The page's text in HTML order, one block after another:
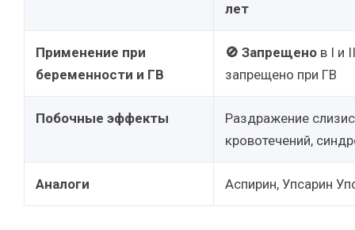
лет
Применение при
беременности и ГВ
🚫 Запрещено в I и
запрещено при ГВ
Побочные эффекты
Раздражение
кровотечений,
Аналоги Аспирин, Упсарин